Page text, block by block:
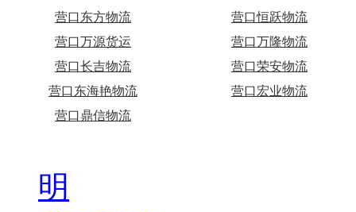
营口东方物流
营口恒跃物流
营口万源货运
营口万隆物流
营口长吉物流
营口荣安物流
营口东海艳物流
营口宏业物流
营口鼎信物流
明